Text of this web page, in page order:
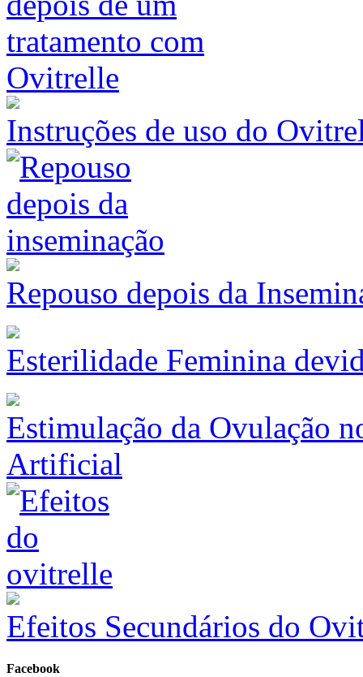
Instruções de uso do
Repouso depois da
Esterilidade Feminina
Estimulação da Ovulação
Artificial
Efeitos Secundários do
Facebook